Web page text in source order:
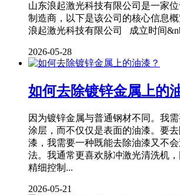
山东浪起激光科技有限公司是一家
制造商，以下是该公司的核心信息
浪起激光科技有限公司 成立时间
2026-05-28
如何去除镀锌金属上的
因为镀锌金属与普通钢材不同。我
涂层，而不仅仅是表面的油漆。要
漆，我需要一种既能去除油漆又不
法。我通常更喜欢脉冲激光清洗机
精细控制...
2026-05-21